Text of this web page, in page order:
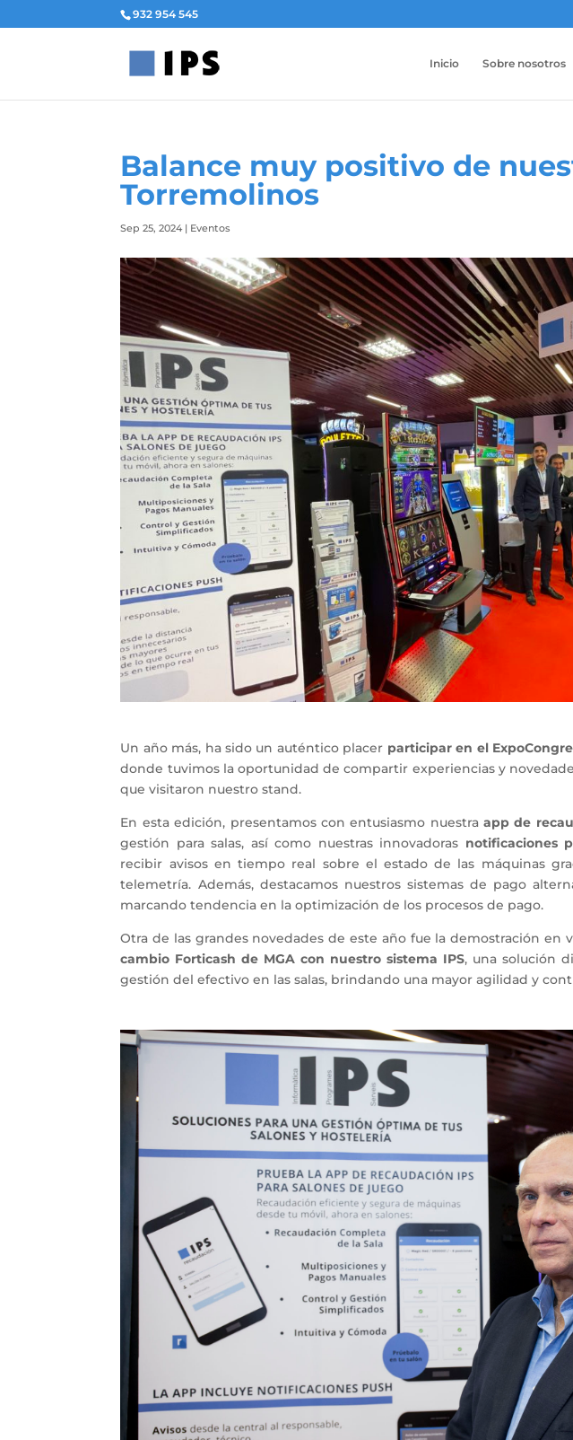
932 954 545
Inicio Sobre nosotros
Balance muy positivo de
Torremolinos
Sep 25, 2024| Eventos
Un año más, ha sido un auténtico placer participar en el
donde tuvimos la oportunidad de compartir experiencias y
que visitaron nuestro stand.
En esta edición, presentamos con entusiasmo nuestraapp de
gestión para salas, así como nuestras innovadoras notificaciones
recibir avisos en tiempo real sobre el estado de las máquinas
telemetría. Además, destacamos nuestros sistemas de pago
marcando tendencia en la optimización de los procesos de pago.
Otra de las grandes novedades de este año fue la demostración en
cambio Forticash de MGA con nuestro sistema IPS, una solución
gestión del efectivo en las salas, brindando una mayor agilidad y